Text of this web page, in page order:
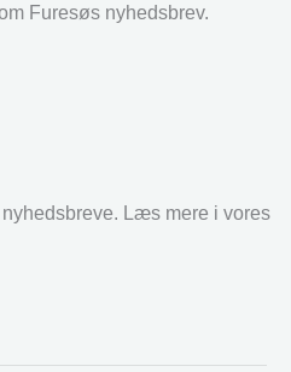
Furesøs nyhedsbrev.
Læs mere i vores